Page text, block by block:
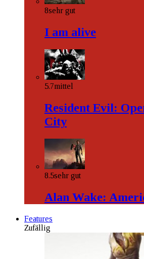
8sehr gut
I am alive
5.7mittel
Resident Evil:
City
8.5sehr gut
Alan Wake:
Features
Zufällig